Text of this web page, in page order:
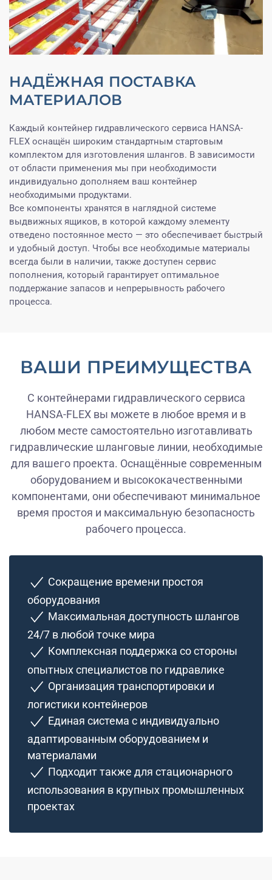
НАДЁЖНАЯ ПОСТАВКА
МАТЕРИАЛОВ
Каждый контейнер гидравлического сервиса HANSA-
FLEX оснащён широким стандартным стартовым
комплектом для изготовления шлангов. В зависимости
от области применения мы при необходимости
индивидуально дополняем ваш контейнер
необходимыми продуктами.
Все компоненты хранятся в наглядной системе
выдвижных ящиков, в которой каждому элементу
отведено постоянное место — это обеспечивает быстрый
и удобный доступ. Чтобы все необходимые материалы
всегда были в наличии, также доступен сервис
пополнения, который гарантирует оптимальное
поддержание запасов и непрерывность рабочего
процесса.
ВАШИ ПРЕИМУЩЕСТВА
С контейнерами гидравлического сервиса
HANSA-FLEX вы можете в любое время и в
любом месте самостоятельно изготавливать
гидравлические шланговые линии, необходимые
для вашего проекта. Оснащённые современным
оборудованием и высококачественными
компонентами, они обеспечивают минимальное
время простоя и максимальную безопасность
рабочего процесса.
Сокращение времени простоя
оборудования
Максимальная доступность шлангов
24/7 в любой точке мира
Комплексная поддержка со стороны
опытных специалистов по гидравлике
Организация транспортировки и
логистики контейнеров
Единая система с индивидуально
адаптированным оборудованием и
материалами
Подходит также для стационарного
использования в крупных промышленных
проектах